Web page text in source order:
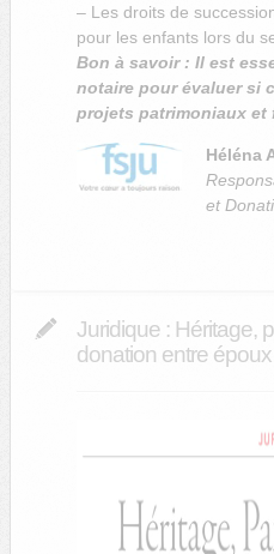
– Les droits de
pour les enfants lors du
Bon à savoir : Il est
notaire pour évaluer si
projets patrimoniaux et
Héléna
et
Juridique : Héritage,
donation entre époux